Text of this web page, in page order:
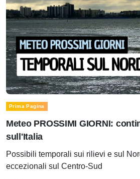
Prima Pagina
Meteo PROSSIMI GIORNI:
sull'Italia
Possibili temporali sui rilievi e sul
eccezionali sul Centro-Sud